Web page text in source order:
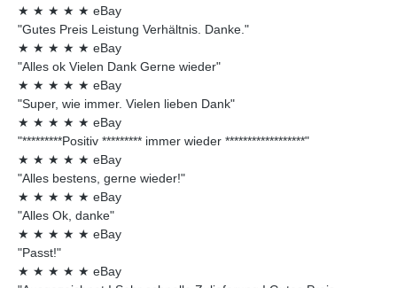
★ ★ ★ ★ ★ eBay
"Gutes Preis Leistung Verhältnis. Danke."
★ ★ ★ ★ ★ eBay
"Alles ok Vielen Dank Gerne wieder"
★ ★ ★ ★ ★ eBay
"Super, wie immer. Vielen lieben Dank"
★ ★ ★ ★ ★ eBay
"*********Positiv ********* immer wieder ******************"
★ ★ ★ ★ ★ eBay
"Alles bestens, gerne wieder!"
★ ★ ★ ★ ★ eBay
"Alles Ok, danke"
★ ★ ★ ★ ★ eBay
"Passt!"
★ ★ ★ ★ ★ eBay